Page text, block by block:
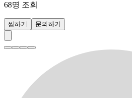
68명 조회
찜하기 문의하기